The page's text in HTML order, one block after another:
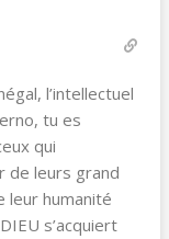
l’intellectuel
tu es
qui
de leurs grand
leur humanité
s’acquiert